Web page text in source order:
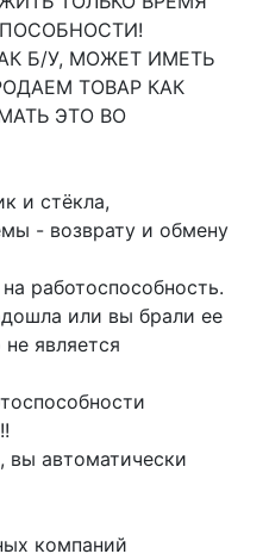
Б/У, МОЖЕТ ИМЕТЬ
ТОВАР КАК
ЭТО ВО
и стёкла,
- возврату и обмену
работоспособность.
или вы брали ее
является
вы автоматически
компaний